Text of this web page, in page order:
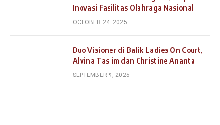
Inovasi Fasilitas Olahraga Nasional
OCTOBER 24, 2025
Duo Visioner di Balik Ladies On Court,
Alvina Taslim dan Christine Ananta
SEPTEMBER 9, 2025